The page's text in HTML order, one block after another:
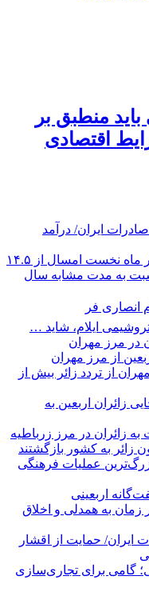
منطبق بر
اقتصادی
ایران/ درآمد
حق بیمه تولیدی بیمه ملت در چهار ماه نخست امسال از ۱۴.۵
درصدی نسبت به مدت مشابه سال
انصاری فر
ایلام، شاید …
در مرز مهران
از تردد زائر بیش از
زائران اربعین به‌
زائران در مرز زرباطیه
عملیات فرهنگی
زمان به همدلی و اخلاق
ایران/ حمایت از اقشار
گامی برای تجاری‌سازی